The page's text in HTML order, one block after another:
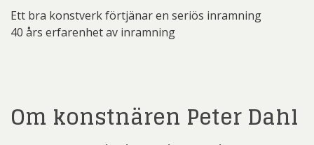
Ett bra konstverk förtjänar en seriös inramning
40 års erfarenhet av inramning
Om konstnären Peter Dahl